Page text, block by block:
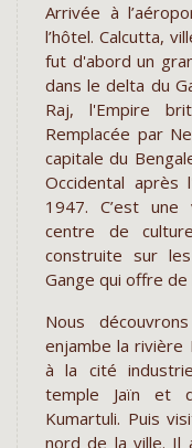
Arrivée à
l’hôtel. Calcutta,
fut d'abord un
dans le delta du
Raj, l'Empire
Remplacée par
capitale du
Occidental après
1947. C’est une
centre de
construite sur
Gange qui offre
Nous
enjambe la rivière
à la cité
temple Jaïn et
Kumartuli. Puis
nord de la ville. Il